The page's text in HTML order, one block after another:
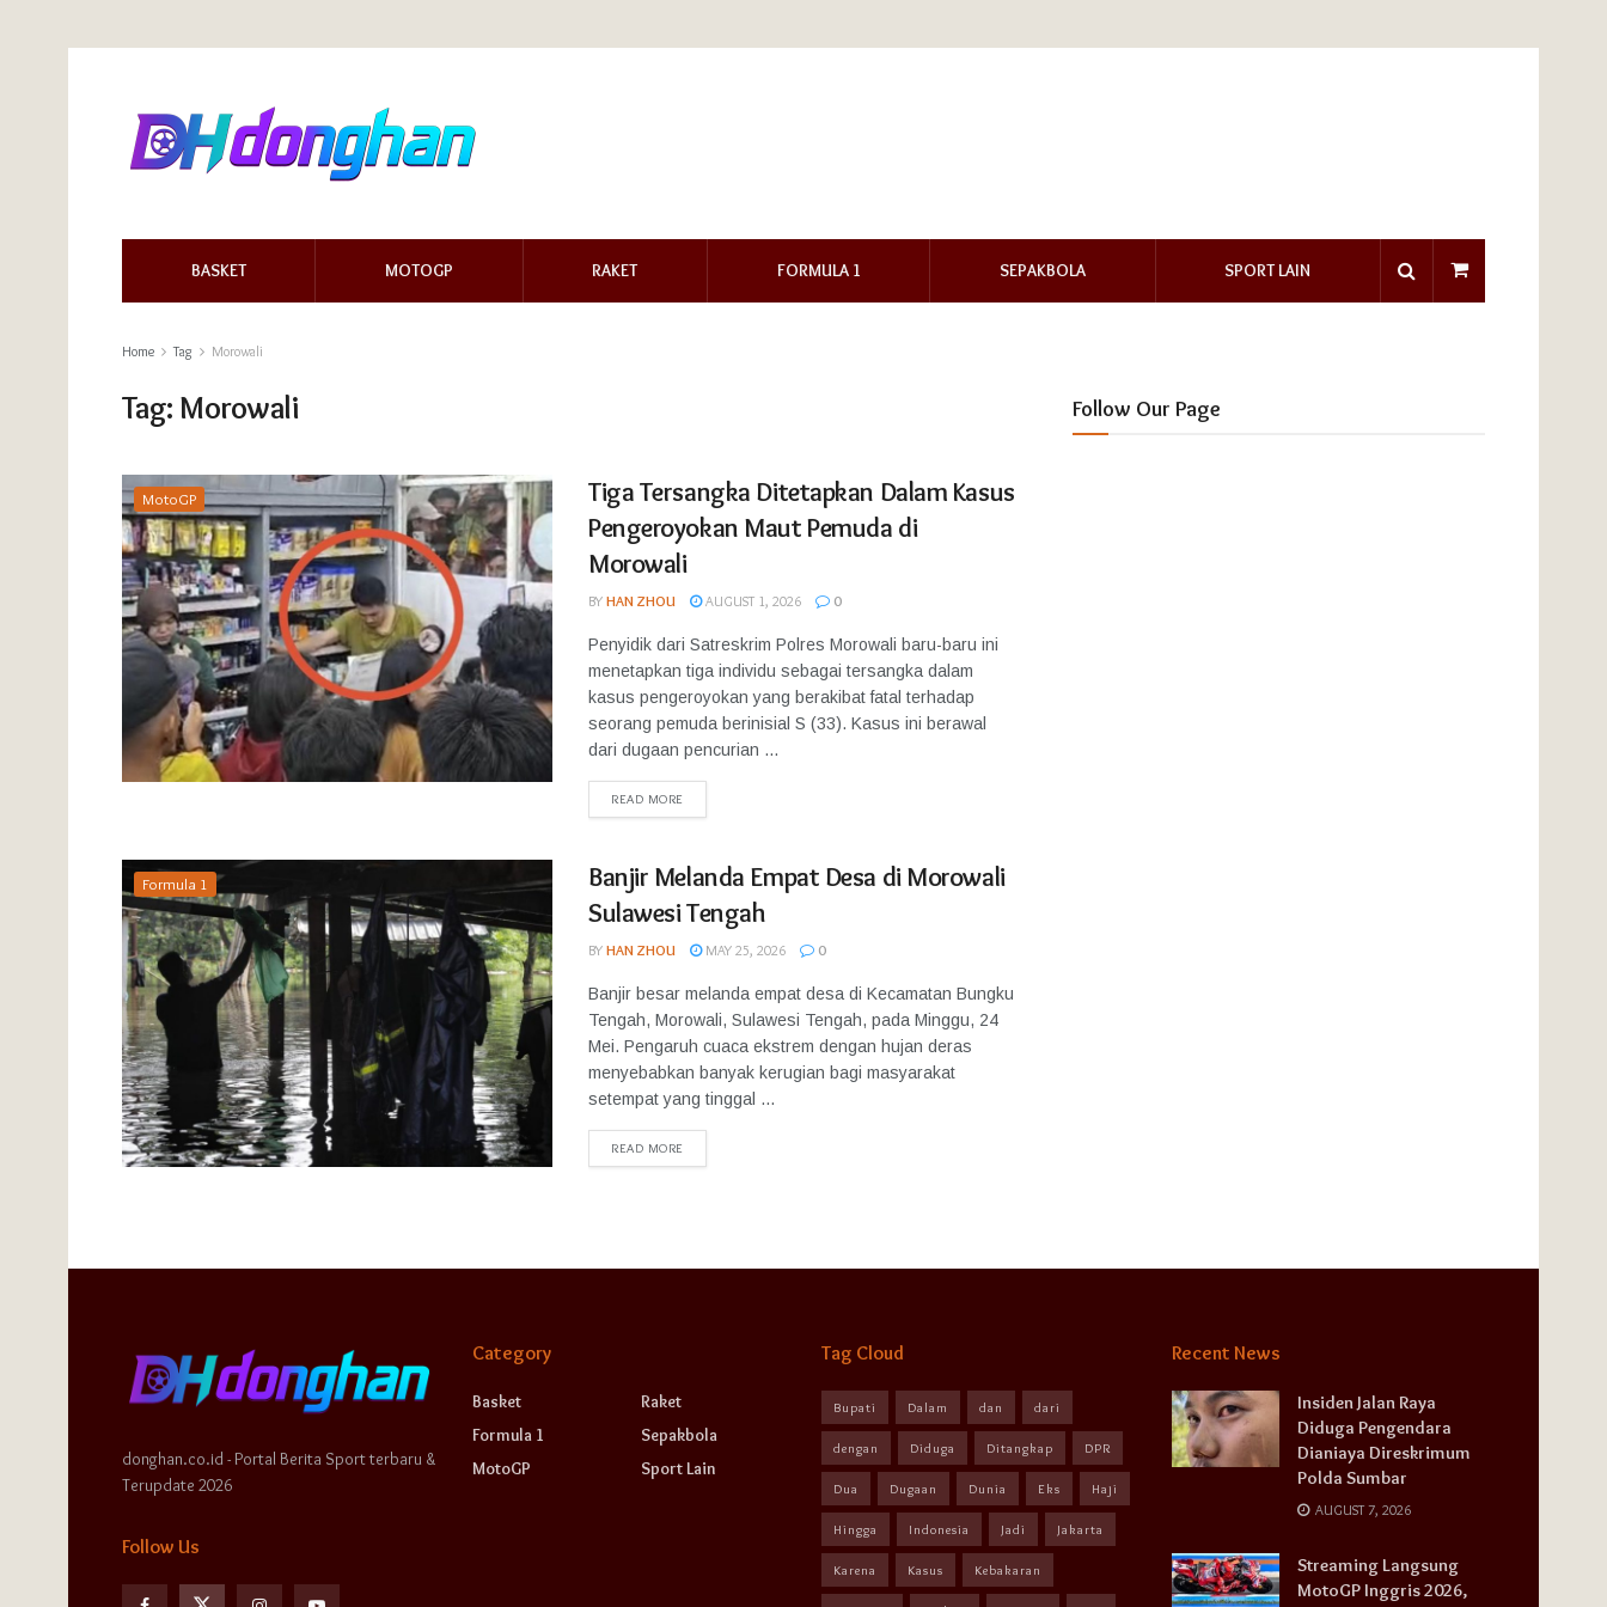
BASKET MOTOGP RAKET FORMULA 1 SEPAKBOLA SPORT LAIN
Home Tag Morowali
Tag: Morowali
MotoGP
Tiga Tersangka Ditetapkan Dalam Kasus
Pengeroyokan Maut Pemuda di
Morowali
BY HAN ZHOU AUGUST 1, 2026 0
Penyidik dari Satreskrim Polres Morowali baru-baru ini
menetapkan tiga individu sebagai tersangka dalam
kasus pengeroyokan yang berakibat fatal terhadap
seorang pemuda berinisial S (33). Kasus ini berawal
dari dugaan pencurian ...
READ MORE
Formula 1
Banjir Melanda Empat Desa di Morowali
Sulawesi Tengah
BY HAN ZHOU MAY 25, 2026 0
Banjir besar melanda empat desa di Kecamatan Bungku
Tengah, Morowali, Sulawesi Tengah, pada Minggu, 24
Mei. Pengaruh cuaca ekstrem dengan hujan deras
menyebabkan banyak kerugian bagi masyarakat
setempat yang tinggal ...
READ MORE
Follow Our Page
donghan.co.id - Portal Berita Sport terbaru &
Terupdate 2026
Follow Us
Category
Basket
Formula 1
MotoGP
Raket
Sepakbola
Sport Lain
Tag Cloud
Bupati Dalam dan dari
dengan Diduga Ditangkap DPR
Dua Dugaan Dunia Eks Haji
Hingga Indonesia Jadi Jakarta
Karena Kasus Kebakaran
Recent News
Insiden Jalan Raya
Diduga Pengendara
Dianiaya Direskrimum
Polda Sumbar
AUGUST 7, 2026
Streaming Langsung
MotoGP Inggris 2026,